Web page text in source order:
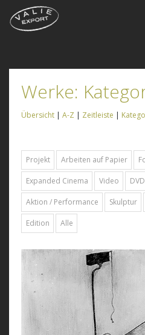
Werke:
Übersicht | A-Z | Zeitleiste |
Projekt Arbeiten auf Papier
Expanded Cinema Video DVD
Aktion / Performance Skulptur
Edition Alle